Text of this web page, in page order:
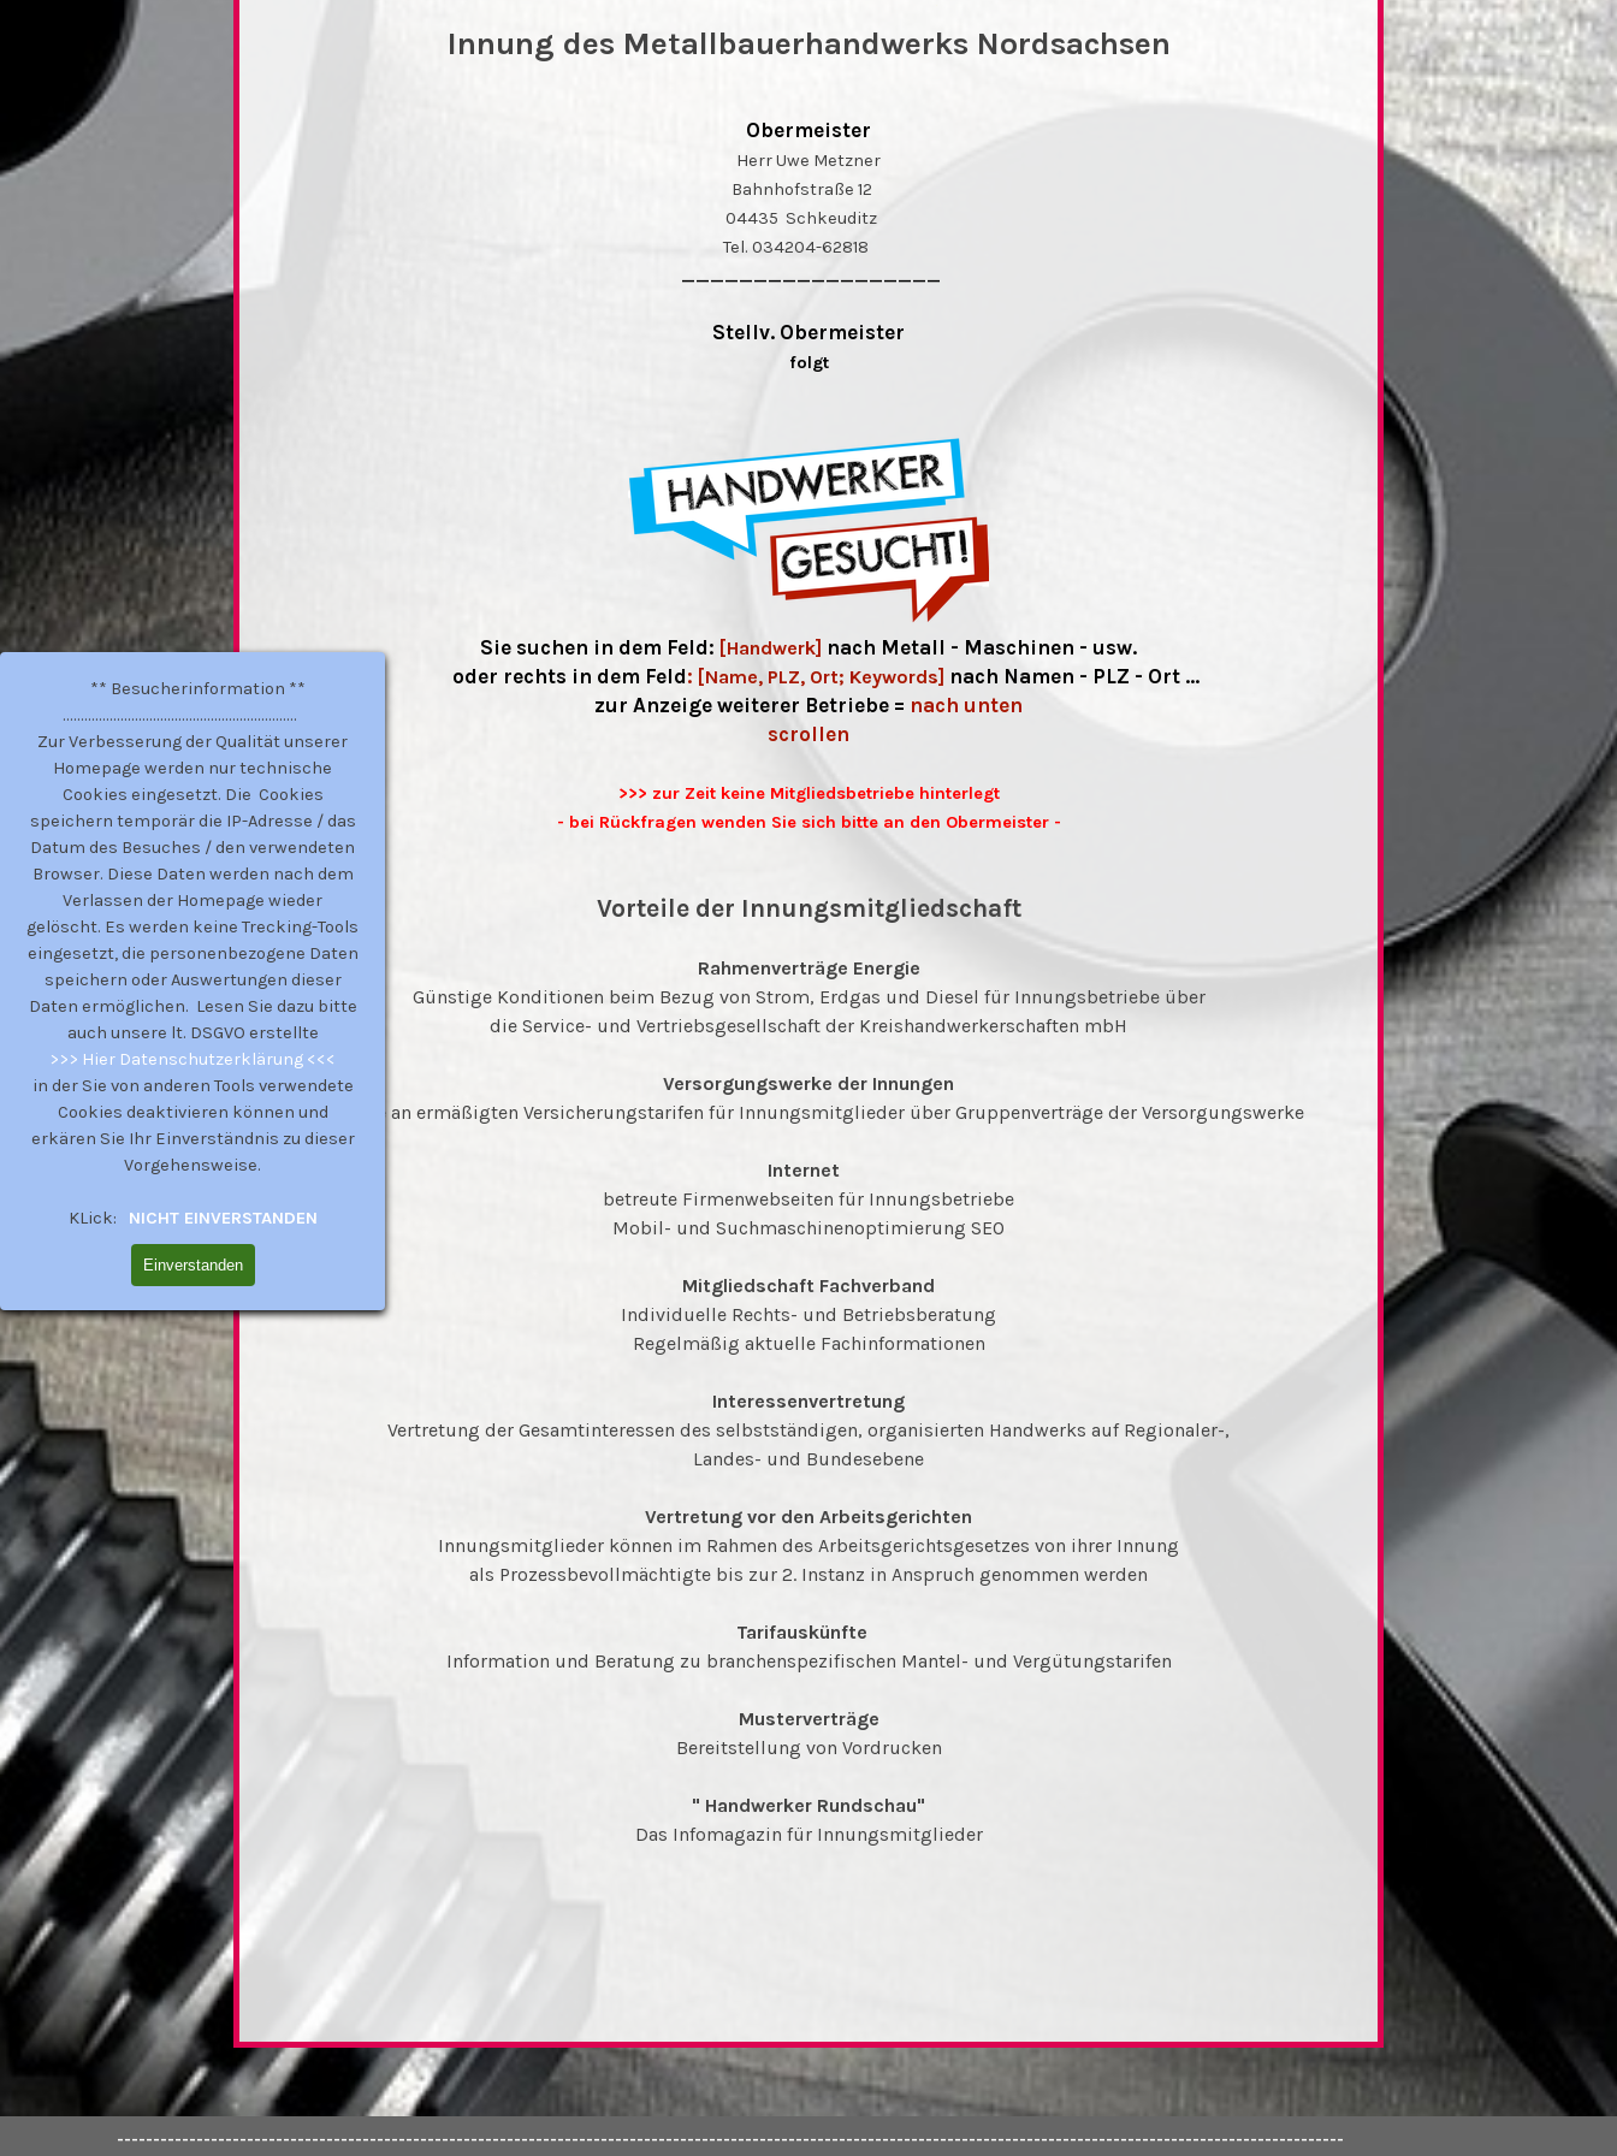
** Besucherinformation **
.................................................................
Zur Verbesserung der Qualität unserer
Homepage werden nur technische
Cookies eingesetzt. Die Cookies
speichern temporär die IP-Adresse / das
Datum des Besuches / den verwendeten
Browser. Diese Daten werden nach dem
Verlassen der Homepage wieder
gelöscht. Es werden keine Trecking-Tools
eingesetzt, die personenbezogene Daten
speichern oder Auswertungen dieser
Daten ermöglichen. Lesen Sie dazu bitte
auch unsere lt. DSGVO erstellte
>>> Hier Datenschutzerklärung <<<
in der Sie von anderen Tools verwendete
Cookies deaktivieren können und
erkären Sie Ihr Einverständnis zu dieser
Vorgehensweise.
KLick: NICHT EINVERSTANDEN
Einverstanden
Innung des Metallbauerhandwerks Nordsachsen
Obermeister
Herr Uwe Metzner
Bahnhofstraße 12
04435 Schkeuditz
Tel. 034204-62818
__________________
Stellv. Obermeister
folgt
Sie suchen in dem Feld: [Handwerk] nach Metall - Maschinen - usw.
oder rechts in dem Feld: [Name, PLZ, Ort; Keywords] nach Namen - PLZ - Ort ...
zur Anzeige weiterer Betriebe = nach unten
scrollen
>>> zur Zeit keine Mitgliedsbetriebe hinterlegt
- bei Rückfragen wenden Sie sich bitte an den Obermeister -
Vorteile der Innungsmitgliedschaft
Rahmenverträge Energie
Günstige Konditionen beim Bezug von Strom, Erdgas und Diesel für Innungsbetriebe über
die Service- und Vertriebsgesellschaft der Kreishandwerkerschaften mbH
Versorgungswerke der Innungen
Teilhabe an ermäßigten Versicherungstarifen für Innungsmitglieder über Gruppenverträge der Versorgungswerke
Internet
betreute Firmenwebseiten für Innungsbetriebe
Mobil- und Suchmaschinenoptimierung SEO
Mitgliedschaft Fachverband
Individuelle Rechts- und Betriebsberatung
Regelmäßig aktuelle Fachinformationen
Interessenvertretung
​Vertretung der Gesamtinteressen des selbstständigen, organisierten Handwerks auf Regionaler-,
Landes- und Bundesebene
Vertretung vor den Arbeitsgerichten
Innungsmitglieder können im Rahmen des Arbeitsgerichtsgesetzes von ihrer Innung
als Prozessbevollmächtigte bis zur 2. Instanz in Anspruch genommen werden
Tarifauskünfte
Information und Beratung zu branchenspezifischen Mantel- und Vergütungstarifen
Musterverträge
Bereitstellung von Vordrucken
" Handwerker Rundschau"
Das Infomagazin für Innungsmitglieder
--------------------------------------------------------------------------------------------------------------------------------------------------------------------------